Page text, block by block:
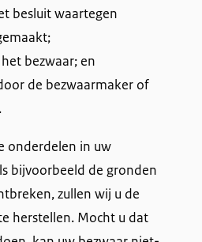
besluit waartegen
bezwaar; en
de bezwaarmaker of
onderdelen in uw
bijvoorbeeld de gronden
zullen wij u de
herstellen. Mocht u dat